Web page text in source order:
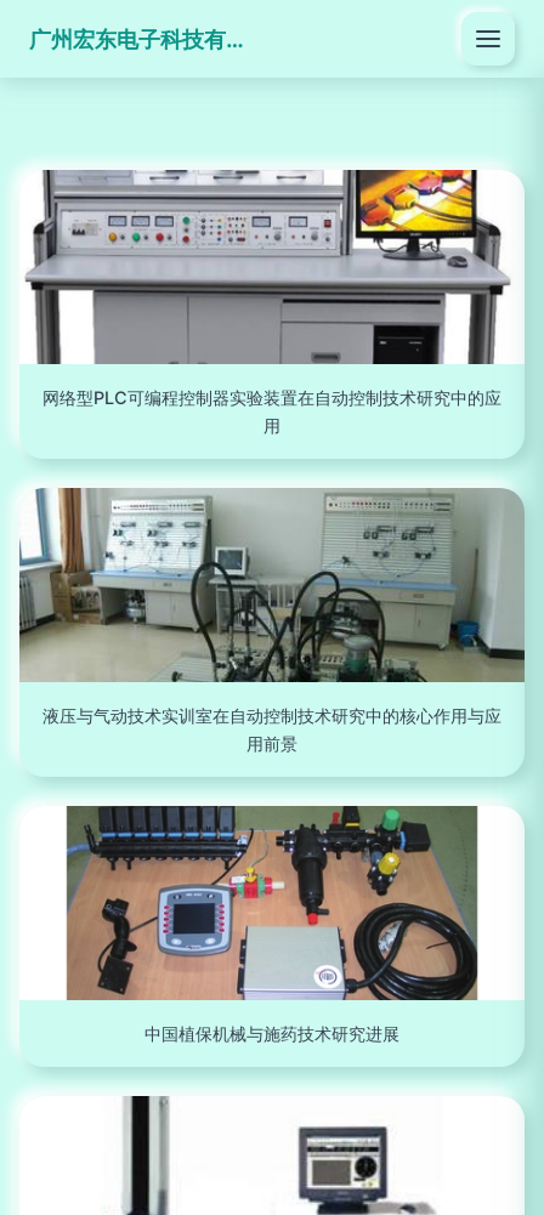
广州宏东电子科技有限公司
网络型PLC可编程控制器实验装置在自动控制技术研究中的应
用
液压与气动技术实训室在自动控制技术研究中的核心作用与应
用前景
中国植保机械与施药技术研究进展